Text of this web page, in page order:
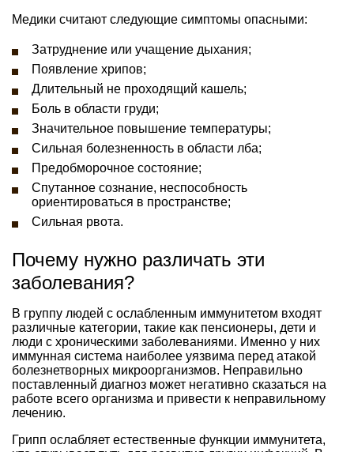
Медики считают следующие симптомы опасными:
Затруднение или учащение дыхания;
Появление хрипов;
Длительный не проходящий кашель;
Боль в области груди;
Значительное повышение температуры;
Сильная болезненность в области лба;
Предобморочное состояние;
Спутанное сознание, неспособность
ориентироваться в пространстве;
Сильная рвота.
Почему нужно различать эти
заболевания?
В группу людей с ослабленным иммунитетом входят
различные категории, такие как пенсионеры, дети и
люди с хроническими заболеваниями. Именно у них
иммунная система наиболее уязвима перед атакой
болезнетворных микроорганизмов. Неправильно
поставленный диагноз может негативно сказаться на
работе всего организма и привести к неправильному
лечению.
Грипп ослабляет естественные функции иммунитета,